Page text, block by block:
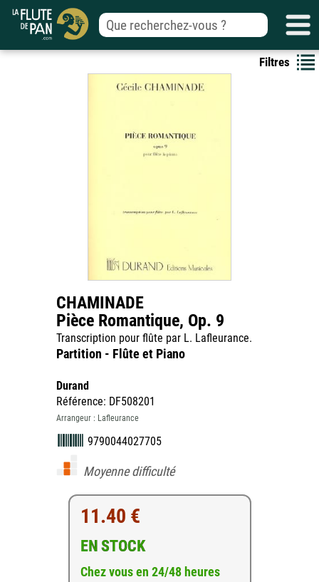
Filtres
CHAMINADE
Pièce Romantique, Op. 9
Transcription pour flûte par L. Lafleurance.
Partition - Flûte et Piano
Durand
Référence: DF508201
Arrangeur : Lafleurance
9790044027705
Moyenne difficulté
11.40 €
EN STOCK
Chez vous en 24/48 heures